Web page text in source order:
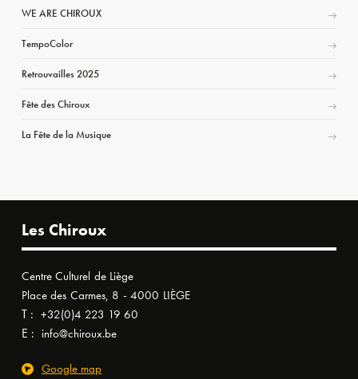
WE ARE CHIROUX
TempoColor
Retrouvailles 2025
Fête des Chiroux
La Fête de la Musique
Les Chiroux
Centre Culturel de Liège
Place des Carmes, 8 - 4000 LIÈGE
T : +32(0)4 223 19 60
E : info@chiroux.be
Google map